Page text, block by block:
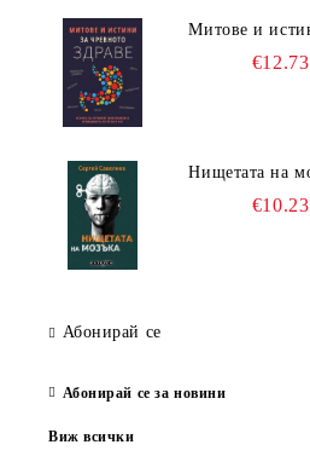
Митове и
€12.73
Нищетата на
€10.23
Абонирай се
Абонирай се за новини
Виж всички